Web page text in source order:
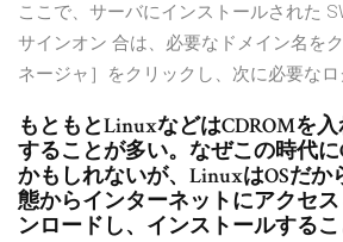
ここで、サーバにインストールされた
サインオン 合は、必要なドメイン名を
ネージャ］をクリックし、次に必要なロ
もともとLinuxなどはCDROMを
することが多い。なぜこの時代に
かもしれないが、LinuxはOSだか
態からインターネットにアクセ
ンロードし、インストールするこ